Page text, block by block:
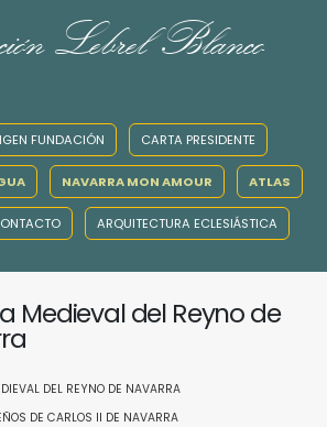
Lebrel Blanco
FUNDACIÓN CARTA PRESIDENTE
NAVARRA MON AMOUR ATLAS
ARQUITECTURA ECLESIÁSTICA
Medieval del Reyno de
DEL REYNO DE NAVARRA
DE CARLOS II DE NAVARRA